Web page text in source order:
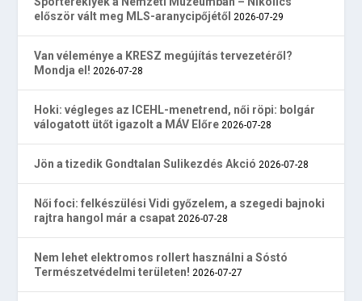
először vált meg MLS-aranycipőjétől 2026-07-29
Van véleménye a KRESZ megújítás tervezetéről?
Mondja el! 2026-07-28
Hoki: végleges az ICEHL-menetrend, női röpi: bolgár
válogatott ütőt igazolt a MÁV Előre 2026-07-28
Jön a tizedik Gondtalan Sulikezdés Akció 2026-07-28
Női foci: felkészülési Vidi győzelem, a szegedi bajnoki
rajtra hangol már a csapat 2026-07-28
Nem lehet elektromos rollert használni a Sóstó
Természetvédelmi területen! 2026-07-27